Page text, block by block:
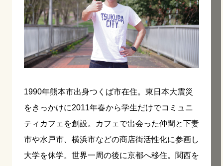
1990年熊本市出身つくば市在住。東日本大震災
をきっかけに2011年春から学生だけでコミュニ
ティカフェを創設。カフェで出会った仲間と下妻
市や水戸市、横浜市などの商店街活性化に参画し
大学を休学。世界一周の後に京都へ移住。関西を